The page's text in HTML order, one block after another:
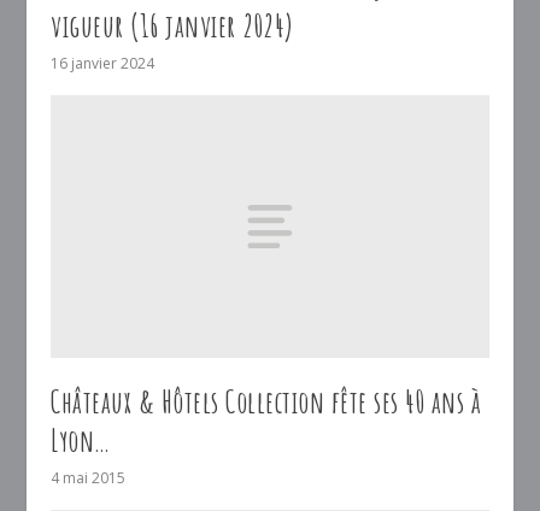
vigueur (16 janvier 2024)
16 janvier 2024
Châteaux & Hôtels Collection fête ses 40 ans à
Lyon…
4 mai 2015